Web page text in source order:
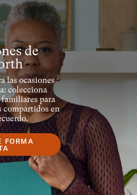
de
las ocasiones
colecciona
para
compartidos en
FORMA